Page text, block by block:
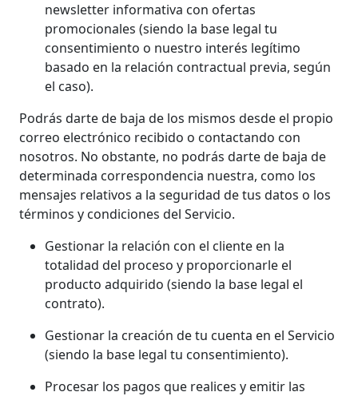
newsletter informativa con ofertas
promocionales (siendo la base legal tu
consentimiento o nuestro interés legítimo
basado en la relación contractual previa, según
el caso).
Podrás darte de baja de los mismos desde el propio
correo electrónico recibido o contactando con
nosotros. No obstante, no podrás darte de baja de
determinada correspondencia nuestra, como los
mensajes relativos a la seguridad de tus datos o los
términos y condiciones del Servicio.
Gestionar la relación con el cliente en la
totalidad del proceso y proporcionarle el
producto adquirido (siendo la base legal el
contrato).
Gestionar la creación de tu cuenta en el Servicio
(siendo la base legal tu consentimiento).
Procesar los pagos que realices y emitir las